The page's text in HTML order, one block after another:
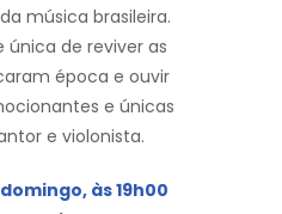
música brasileira.
única de reviver as
época e ouvir
e únicas
e violonista.
às 19h00